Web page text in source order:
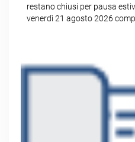
restano chiusi per pausa
venerdì 21 agosto 2026